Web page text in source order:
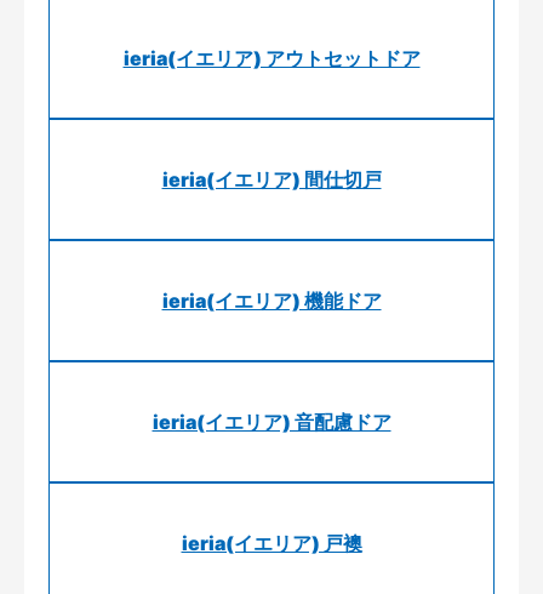
ieria(イエリア) アウトセットドア
ieria(イエリア) 間仕切戸
ieria(イエリア) 機能ドア
ieria(イエリア) 音配慮ドア
ieria(イエリア) 戸襖